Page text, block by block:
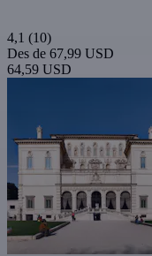
4,1 (10)
Des de 67,99 USD
64,59 USD